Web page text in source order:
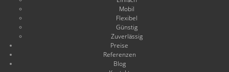
Mobil
Flexibel
Günstig
Zuverlässig
Preise
Referenzen
Blog